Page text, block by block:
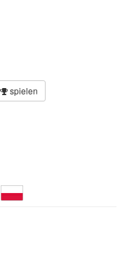
spielen